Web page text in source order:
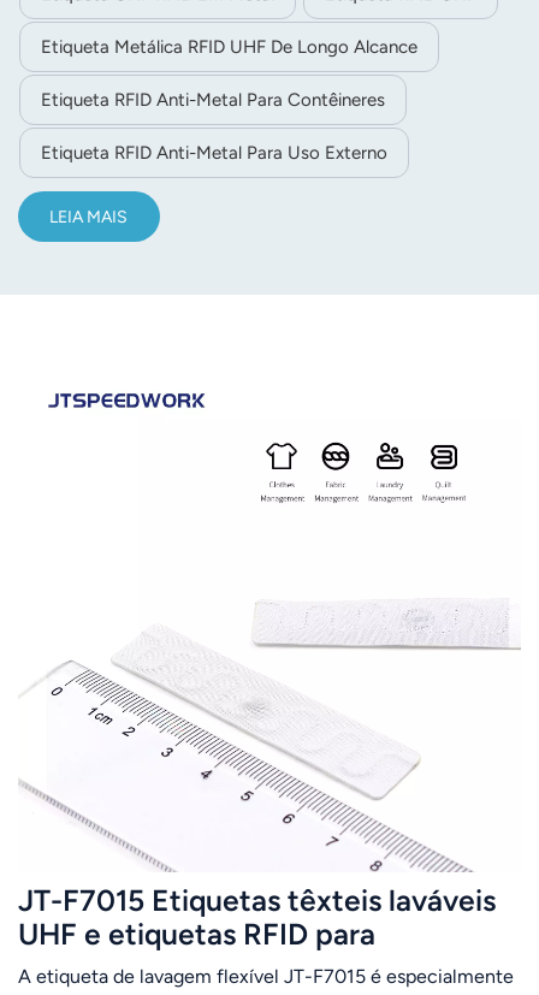
Etiqueta Metálica RFID UHF De Longo Alcance
Etiqueta RFID Anti-Metal Para Contêineres
Etiqueta RFID Anti-Metal Para Uso Externo
LEIA MAIS
JT-F7015 Etiquetas têxteis laváveis ​​
UHF e etiquetas RFID para
lavanderia de roupas de cama
A etiqueta de lavagem flexível JT-F7015 é especialmente